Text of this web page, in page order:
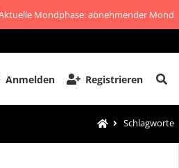
Mondphase: abnehmender Mond
Anmelden Registrieren
Schlagworte